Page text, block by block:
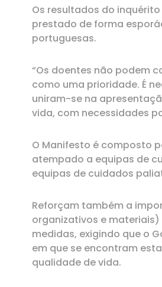
Os resultados do
prestado de forma
portuguesas.
“Os doentes não podem
como uma prioridade. É
uniram-se na
vida, com necessidades
O Manifesto é composto
atempado a equipas de
equipas de cuidados
Reforçam também a
organizativos e
medidas, exigindo que o
em que se encontram
qualidade de vida.